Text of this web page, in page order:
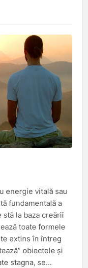
energie vitală sau
fundamentală a
la baza creării
toate formele
extins în întreg
obiectele și
stagna, se…